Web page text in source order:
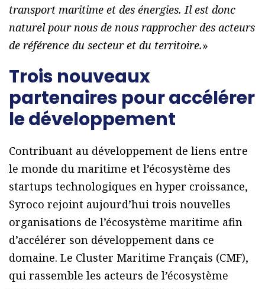
transport maritime et des énergies. Il est donc
naturel pour nous de nous rapprocher des acteurs
de référence du secteur et du territoire.»
Trois nouveaux
partenaires pour accélérer
le développement
Contribuant au développement de liens entre
le monde du maritime et l’écosystème des
startups technologiques en hyper croissance,
Syroco rejoint aujourd’hui trois nouvelles
organisations de l’écosystème maritime afin
d’accélérer son développement dans ce
domaine. Le Cluster Maritime Français (CMF),
qui rassemble les acteurs de l’écosystème